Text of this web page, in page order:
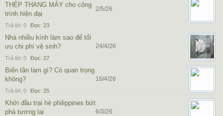
THÉP THANG MÁY cho công
trình hiện đại
Trả lời: 0 Đọc: 23
2/5/26
Nhà nhiều kính làm sao để tối
ưu chi phí vệ sinh?
Trả lời: 0 Đọc: 27
24/4/26
Biến tần làm gì? Có quan trọng
không?
Trả lời: 0 Đọc: 25
16/4/26
Khởi đầu trại hè philippines bứt
phá tương lai
6/3/26